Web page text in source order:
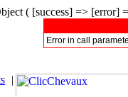
( [success] => [error]
Error in call
|